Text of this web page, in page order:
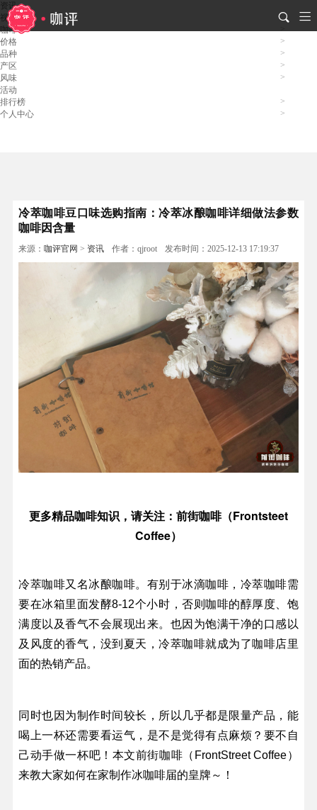
资讯
视频
咖啡
价格
品种
产区
风味
活动
排行榜
个人中心
冷萃咖啡豆口味选购指南：冷萃冰酿咖啡详细做法参数
咖啡因含量
来源：咖评官网 > 资讯 作者：qjroot 发布时间：2025-12-13 17:19:37
更多精品咖啡知识，请关注：前街咖啡（Frontsteet
Coffee）
冷萃咖啡又名冰酿咖啡。有别于冰滴咖啡，冷萃咖啡需
要在冰箱里面发酵8-12个小时，否则咖啡的醇厚度、饱
满度以及香气不会展现出来。也因为饱满干净的口感以
及风度的香气，没到夏天，冷萃咖啡就成为了咖啡店里
面的热销产品。
同时也因为制作时间较长，所以几乎都是限量产品，能
喝上一杯还需要看运气，是不是觉得有点麻烦？要不自
己动手做一杯吧！本文前街咖啡（FrontStreet Coffee）
来教大家如何在家制作冰咖啡届的皇牌～！